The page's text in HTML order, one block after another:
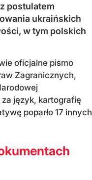
postulatem
ukraińskich
w tym polskich
oficjalne pismo
Zagranicznych,
język, kartografię
poparło 17 innych